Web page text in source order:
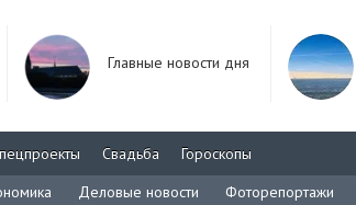
Главные новости дня
Свадьба
Гороскопы
Деловые новости Фоторепортажи